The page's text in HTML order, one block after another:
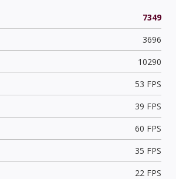
7349
3696
10290
53 FPS
39 FPS
60 FPS
35 FPS
22 FPS